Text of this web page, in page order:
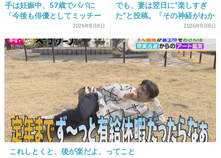
15. 匿名2015/06/27(土) 10:13:47
一話は見ようと思います
+159 -24
手は妊娠中、57歳でパパに
「今後も俳優としてミッチー
2026年8月8日
でも、妻は翌日に“楽しすぎ
た“と投稿。「その神経がわか
2026年8月8日
これしとくと、後が楽だよ、ってこと